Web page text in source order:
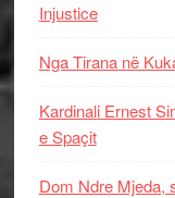
Injustice
Nga Tirana në
Kardinali Ernest
e Spaçit
Dom Ndre Mjeda,